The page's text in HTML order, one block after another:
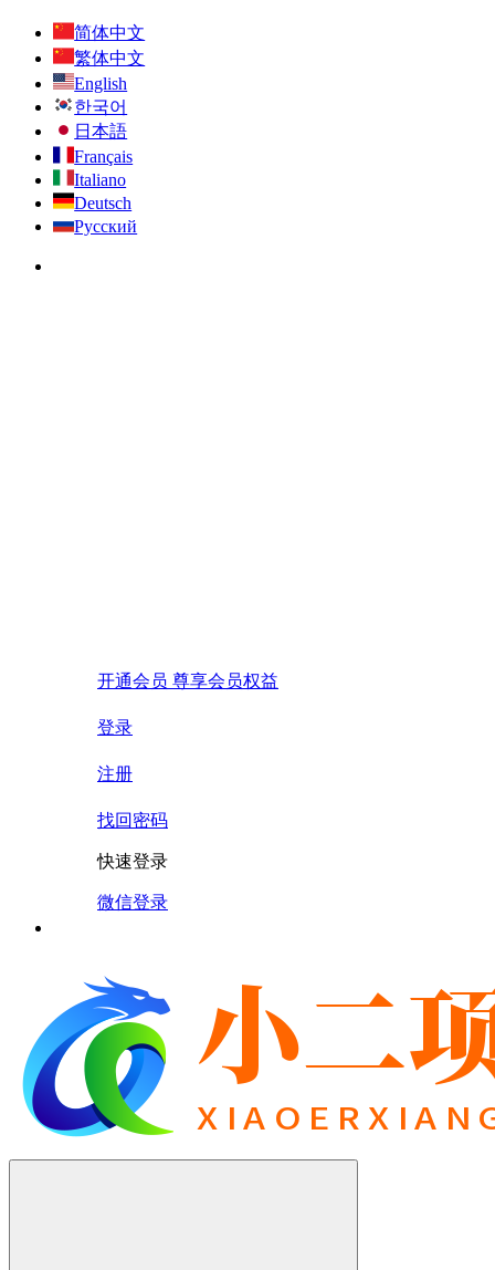
简体中文
繁体中文
English
한국어
日本語
Français
Italiano
Deutsch
Русский
开通会员 尊享会员权益
登录
注册
找回密码
快速登录
微信登录